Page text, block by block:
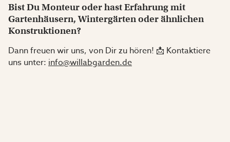
Bist Du Monteur oder hast Erfahrung mit
Gartenhäusern, Wintergärten oder ähnlichen
Konstruktionen?
Dann freuen wir uns, von Dir zu hören! 📩 Kontaktiere
uns unter: info@willabgarden.de